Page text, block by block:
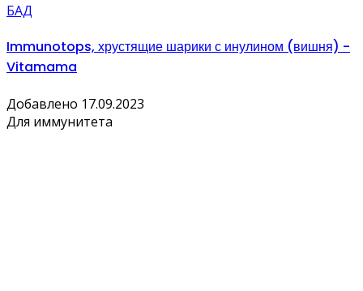
БАД
Immunotops, хрустящие шарики с инулином (вишня) -
Vitamama
Добавлено 17.09.2023
Для иммунитета